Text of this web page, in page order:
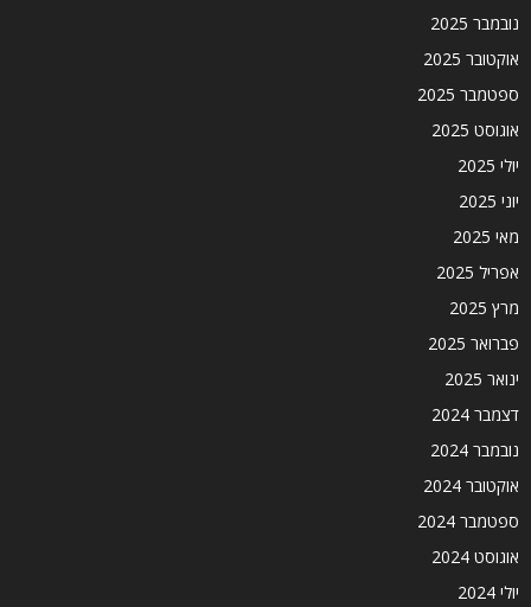
נובמבר 2025
אוקטובר 2025
ספטמבר 2025
אוגוסט 2025
יולי 2025
יוני 2025
מאי 2025
אפריל 2025
מרץ 2025
פברואר 2025
ינואר 2025
דצמבר 2024
נובמבר 2024
אוקטובר 2024
ספטמבר 2024
אוגוסט 2024
יולי 2024